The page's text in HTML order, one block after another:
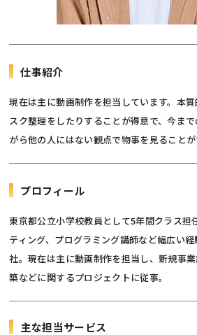
仕事紹介
現在は主に動画制作を担当しています。本
スク整理をしたりすることが得意で、今ま
がら他の人にはない観点で物事を見ることが
プロフィール
東京都公立小学校教員として5年間クラス担
ティング、プログラミング講師など幅広い
社。現在は主に動画制作を担当し、新規事
築などに関するプロジェクトに従事。
主な担当サービス